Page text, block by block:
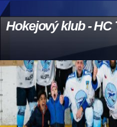
Hokejový klub - HC